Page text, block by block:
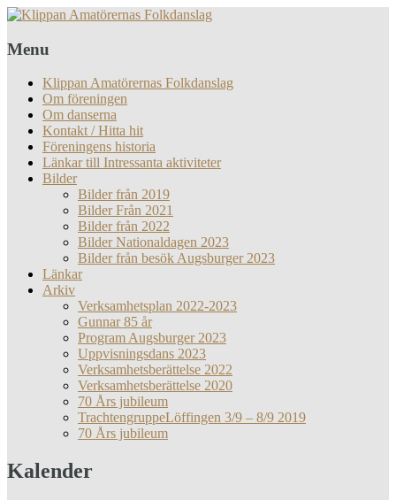
Menu
Klippan Amatörernas Folkdanslag
Om föreningen
Om danserna
Kontakt / Hitta hit
Föreningens historia
Länkar till Intressanta aktiviteter
Bilder
Bilder från 2019
Bilder Från 2021
Bilder från 2022
Bilder Nationaldagen 2023
Bilder från besök Augsburger 2023
Länkar
Arkiv
Verksamhetsplan 2022-2023
Gunnar 85 år
Program Augsburger 2023
Uppvisningsdans 2023
Verksamhetsberättelse 2022
Verksamhetsberättelse 2020
70 Års jubileum
TrachtengruppeLöffingen 3/9 – 8/9 2019
70 Års jubileum
Kalender